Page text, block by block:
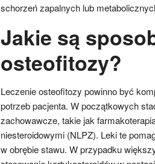
schorzeń zapalnych lub
Jakie są
osteofitozy?
Leczenie osteofitozy powinno być
potrzeb pacjenta. W początkowych
zachowawcze, takie jak
niesteroidowymi (NLPZ). Leki te
w obrębie stawu. W przypadku